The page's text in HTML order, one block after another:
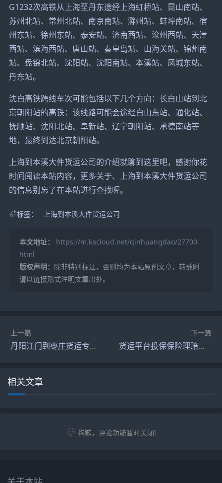
G1232次高铁从上海至丹东途经上海虹桥站、昆山南站、
苏州北站、常州北站、南京南站、滁州站、蚌埠南站、宿
州东站、徐州东站、泰安站、济南西站、沧州西站、天津
西站、滨海西站、唐山站、秦皇岛站、山海关站、锦州南
站、盘锦北站、沈阳站、沈阳南站、本溪站、凤城东站、
丹东站。
沈白高铁跨线车次可能包括以下几个方向：长白山站到北
京朝阳站的高铁：该线路可能会途经白山东站、通化站、
抚顺站、沈阳北站、阜新站、辽宁朝阳站、承德南站等
地，最终到达北京朝阳站。
上海到本溪大件货运公司的介绍就聊到这里吧，感谢你花
时间阅读本站内容，更多关于、上海到本溪大件货运公司
的信息别忘了在本站进行查找喔。
标签： 上海到本溪大件货运公司
本文地址：
https://m.kacloud.net/qinhuangdao/27700.
html
版权声明： 除非特别标注，否则均为本站原创文章，转载时
请以链接形式注明文章出处。
上一篇
丹阳江门到枣庄货运专线（丹阳到枣庄高铁）
下一篇
货运平台投保保险理赔难（货运险理赔简单案例）
相关文章
抱歉，评论功能暂时关闭!